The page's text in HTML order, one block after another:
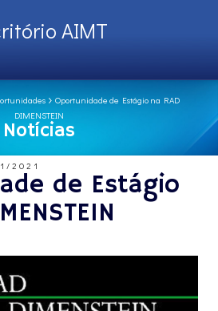
AIMT
Oportunidade de Estágio na RAD
DIMENSTEIN
Notícias
2021
de Estágio